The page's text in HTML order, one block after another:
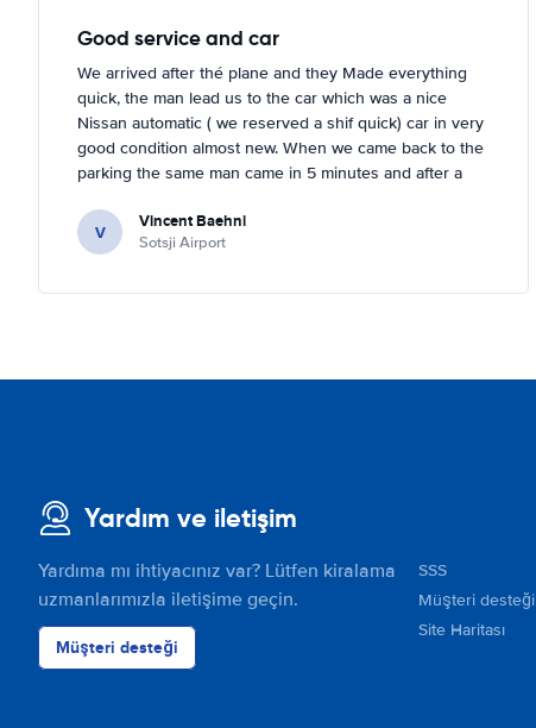
Good service and car
We arrived after thé plane and they Made everything
quick, the man lead us to the car which was a nice
Nissan automatic ( we reserved a shif quick) car in very
good condition almost new. When we came back to the
parking the same man came in 5 minutes and after a
recommand this company.
V Vincent Baehni
Sotsji Airport
Yardım ve iletişim
Yardıma mı ihtiyacınız var? Lütfen kiralama
uzmanlarımızla iletişime geçin.
Müşteri desteği
SSS
Müşteri desteği
Site Haritası